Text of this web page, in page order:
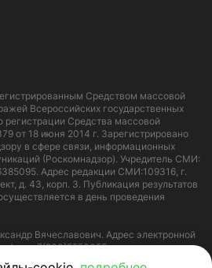
Средством массовой
Всероссийских государственных
регистрации Средства массовой
от 18 июня 2014 г. Зарегистрировано
в сфере связи, информационных
(Роскомнадзор). Учредитель СМИ:
Адрес редакции СМИ:109316, г.
д. 43, корп. 3. Публикация результатов
в день проведения
Вячеславович. Адрес электронной
+7(900)5550055